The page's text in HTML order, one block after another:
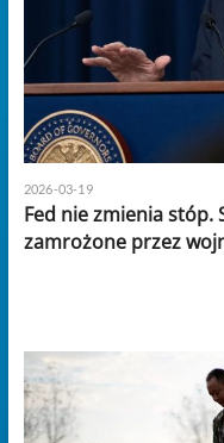
2026-03-19
Fed nie zmienia stóp.
zamrożone przez